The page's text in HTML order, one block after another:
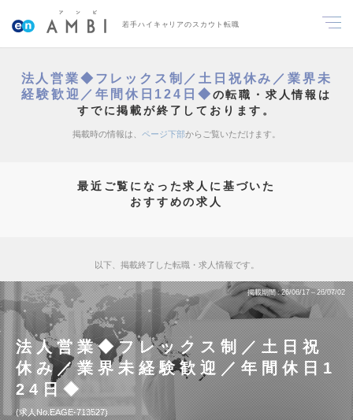
若手ハイキャリアのスカウト転職
法人営業◆フレックス制／土日祝休み／業界未
経験歓迎／年間休日124日◆の転職・求人情報は
すでに掲載が終了しております。
掲載時の情報は、 ページ下部からご覧いただけます。
最近ご覧になった求人に基づいた
おすすめの求人
以下、掲載終了した転職・求人情報です。
掲載期間 26/06/17～26/07/02
法人営業◆フレックス制／土日祝
休み／業界未経験歓迎／年間休日1
24日◆
求人No.EAGE-713527